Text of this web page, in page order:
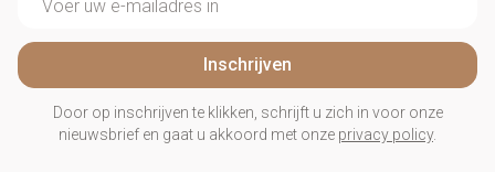
Inschrijven
Door op inschrijven te klikken, schrijft u zich in voor onze
nieuwsbrief en gaat u akkoord met onze privacy policy.